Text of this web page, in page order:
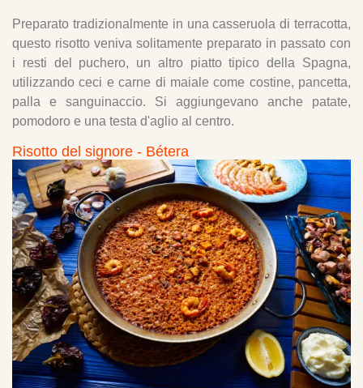
Preparato tradizionalmente in una casseruola di terracotta,
questo risotto veniva solitamente preparato in passato con
i resti del puchero, un altro piatto tipico della Spagna,
utilizzando ceci e carne di maiale come costine, pancetta,
palla e sanguinaccio. Si aggiungevano anche patate,
pomodoro e una testa d'aglio al centro.
Risotto del signore - Bétera